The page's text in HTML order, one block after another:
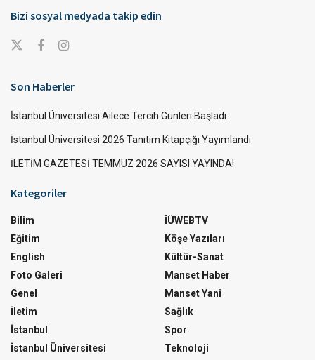
Bizi sosyal medyada takip edin
Son Haberler
İstanbul Üniversitesi Ailece Tercih Günleri Başladı
İstanbul Üniversitesi 2026 Tanıtım Kitapçığı Yayımlandı
İLETİM GAZETESİ TEMMUZ 2026 SAYISI YAYINDA!
Kategoriler
Bilim
Eğitim
English
Foto Galeri
Genel
İletim
İstanbul
İstanbul Üniversitesi
İÜWEBTV
Köşe Yazıları
Kültür-Sanat
Manset Haber
Manset Yani
Sağlık
Spor
Teknoloji